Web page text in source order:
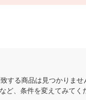
する商品は見つかりませ
ど、条件を変えてみてく